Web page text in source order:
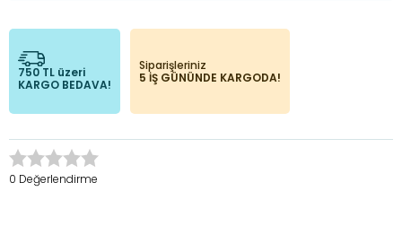
750 TL üzeri
KARGO BEDAVA!
Siparişleriniz
5 İŞ GÜNÜNDE KARGODA!
0 Değerlendirme